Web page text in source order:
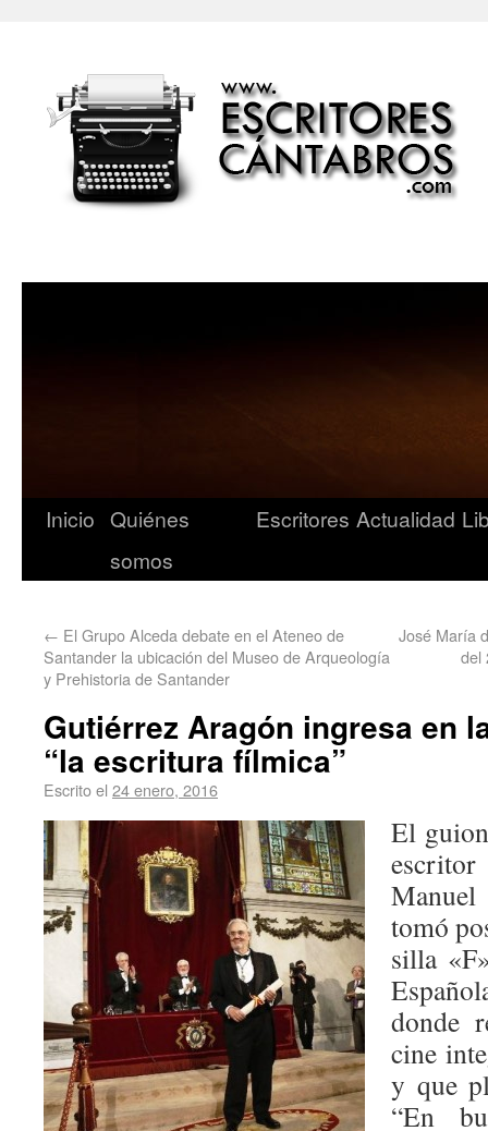
Inicio Quiénes
somos
Escritores Actualidad
← El Grupo Alceda debate en el Ateneo de
Santander la ubicación del Museo de Arqueología
y Prehistoria de Santander
José María
del
Gutiérrez Aragón ingresa en
“la escritura fílmica”
Escrito el 24 enero, 2016
El
tomó
silla
donde
cine
y que
“En